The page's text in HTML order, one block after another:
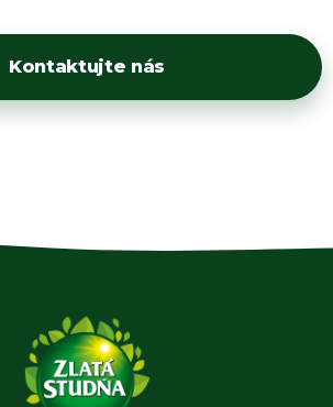
Kontaktujte nás